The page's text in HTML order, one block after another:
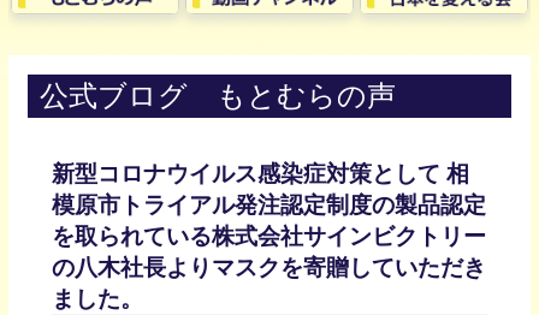
公式ブログ もとむらの声
新型コロナウイルス感染症対策として 相
模原市トライアル発注認定制度の製品認定
を取られている株式会社サインビクトリー
の八木社長よりマスクを寄贈していただき
ました。